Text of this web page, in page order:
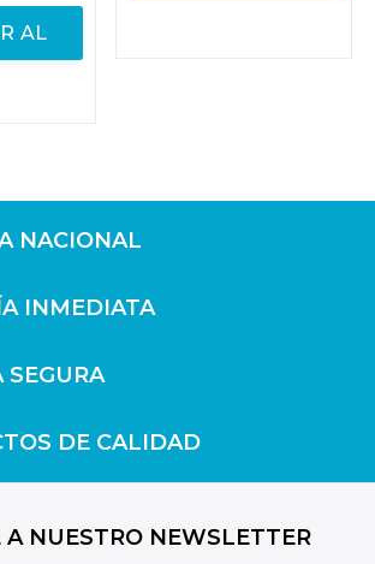
AL
NACIONAL
INMEDIATA
SEGURA
DE CALIDAD
A NUESTRO NEWSLETTER